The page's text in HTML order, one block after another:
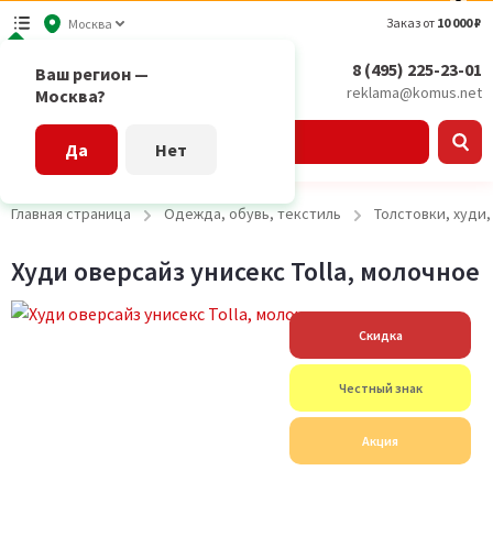
Москва
Ваш регион —
Москва?
Да Нет
Заказ от 10 000 ₽
8 (495) 225-23-01
reklama@komus.net
Главная страница Одежда, обувь, текстиль Толстовки,
Худи оверсайз унисекс Tolla, молочное
Скидка
Честный знак
Акция